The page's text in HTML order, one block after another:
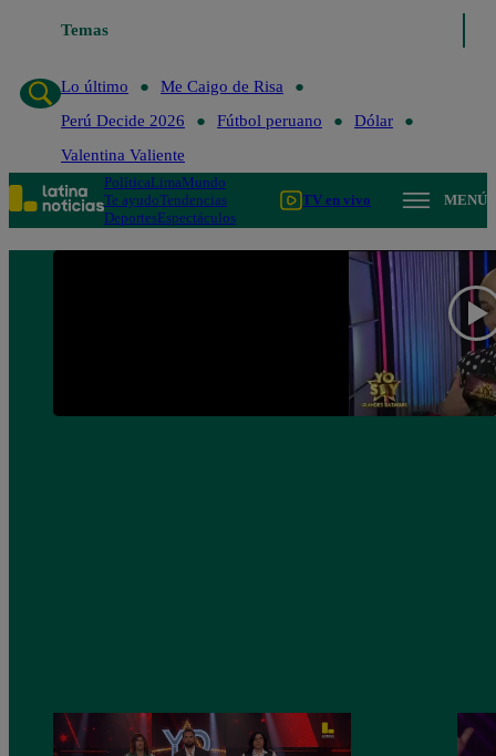
Temas
Lo último
Me Caigo de Risa
Perú Decide 2026
Fútbol peruano
Dólar
Valentina Valiente
PolíticaLimaMundo
Te ayudoTendencias
DeportesEspectáculos
TV en vivo MENÚ